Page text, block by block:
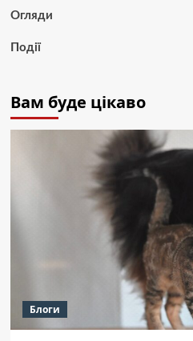
Огляди
Події
Вам буде цікаво
Блоги